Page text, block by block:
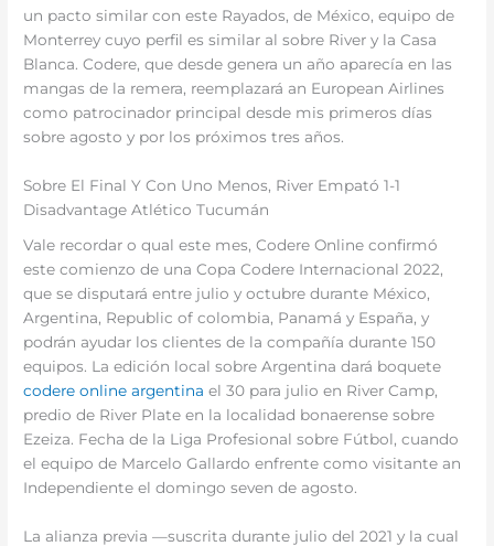
un pacto similar con este Rayados, de México, equipo de
Monterrey cuyo perfil es similar al sobre River y la Casa
Blanca. Codere, que desde genera un año aparecía en las
mangas de la remera, reemplazará an European Airlines
como patrocinador principal desde mis primeros días
sobre agosto y por los próximos tres años.
Sobre El Final Y Con Uno Menos, River Empató 1-1
Disadvantage Atlético Tucumán
Vale recordar o qual este mes, Codere Online confirmó
este comienzo de una Copa Codere Internacional 2022,
que se disputará entre julio y octubre durante México,
Argentina, Republic of colombia, Panamá y España, y
podrán ayudar los clientes de la compañía durante 150
equipos. La edición local sobre Argentina dará boquete
codere online argentina el 30 para julio en River Camp,
predio de River Plate en la localidad bonaerense sobre
Ezeiza. Fecha de la Liga Profesional sobre Fútbol, cuando
el equipo de Marcelo Gallardo enfrente como visitante an
Independiente el domingo seven de agosto.
La alianza previa —suscrita durante julio del 2021 y la cual